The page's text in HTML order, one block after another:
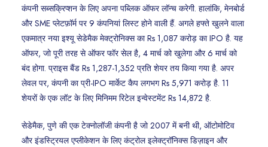
कंपनी सब्सक्रिप्शन के लिए अपना पब्लिक ऑफर लॉन्च करेगी. हालांकि, मेनबोर्ड
और SME प्लेटफ़ॉर्म पर 9 कंपनियां लिस्ट होने वाली हैं. अगले हफ्ते खुलने वाला
एकमात्र नया इश्यू सेडेमैक मेक्ट्रोनिक्स का Rs 1,087 करोड़ का IPO है. यह
ऑफर, जो पूरी तरह से ऑफर फॉर सेल है, 4 मार्च को खुलेगा और 6 मार्च को
बंद होगा. प्राइस बैंड Rs 1,287-1,352 प्रति शेयर तय किया गया है. अपर
लेवल पर, कंपनी का प्री-IPO मार्केट कैप लगभग Rs 5,971 करोड़ है. 11
शेयरों के एक लॉट के लिए मिनिमम रिटेल इन्वेस्टमेंट Rs 14,872 है.
सेडेमैक, पुणे की एक टेक्नोलॉजी कंपनी है जो 2007 में बनी थी, ऑटोमोटिव
और इंडस्ट्रियल एप्लीकेशन के लिए कंट्रोल इलेक्ट्रॉनिक्स डिज़ाइन और